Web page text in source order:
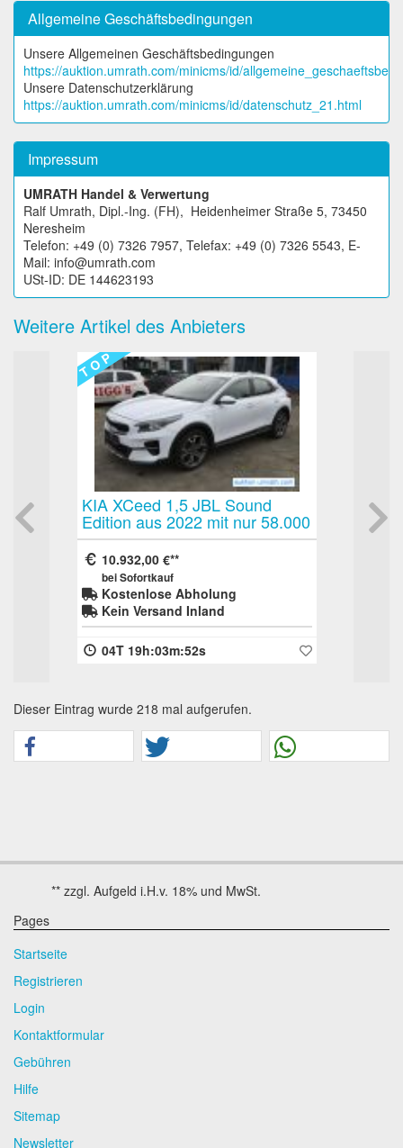
Allgemeine Geschäftsbedingungen
Unsere Allgemeinen Geschäftsbedingungen
https://auktion.umrath.com/minicms/id/
Unsere Datenschutzerklärung
https://auktion.umrath.com/minicms/id/datenschutz_21.html
Impressum
UMRATH Handel & Verwertung
Ralf Umrath, Dipl.-Ing. (FH), Heidenheimer Straße 5, 73450
Neresheim
Telefon: +49 (0) 7326 7957, Telefax: +49 (0) 7326 5543, E-
Mail: info@umrath.com
USt-ID: DE 144623193
Weitere Artikel des Anbieters
T O P
KIA XCeed 1,5 JBL Sound
Edition aus 2022 mit nur 58.000
km erster Hand sehr gepflegt
HU neu - Leasingverwertung
10.932,00 €
bei Sofortkauf
Kostenlose Abholung
Kein Versand Inland
04T 19h:03m:52s
2 Stück
Räderregal
Reifenregal
Dieser Eintrag wurde 218 mal aufgerufen.
Pages
Startseite
Registrieren
Login
Kontaktformular
Gebühren
Hilfe
Sitemap
Newsletter